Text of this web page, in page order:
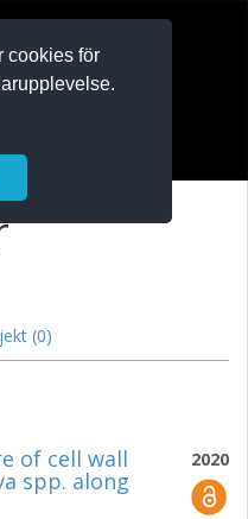
cookies för
(0)
2020
of cell wall
spp. along